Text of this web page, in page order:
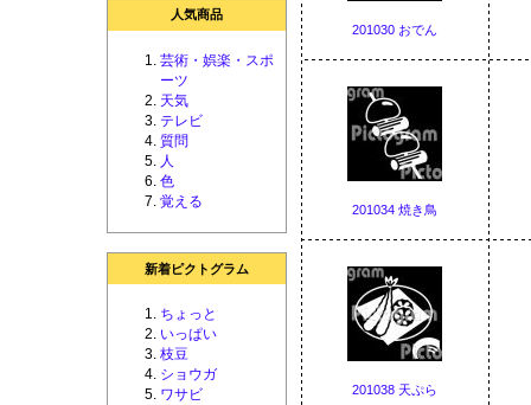
人気商品
芸術・娯楽・スポ
ーツ
天気
テレビ
質問
人
色
覚える
新着ピクトグラム
ちょっと
いっぱい
枝豆
ショウガ
ワサビ
201030 おでん
201034 焼き鳥
201038 天ぷら